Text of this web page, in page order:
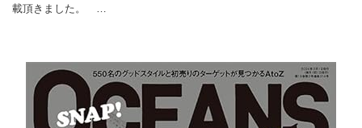
載頂きました。 …